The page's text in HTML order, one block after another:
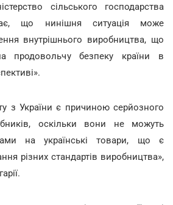
сільського господарства
що нинішня ситуація може
внутрішнього виробництва, що
продовольчу безпеку країни в
з України є причиною серйозного
оскільки вони не можуть
на українські товари, що є
різних стандартів виробництва»,